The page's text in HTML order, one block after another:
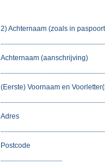
2) Achternaam (zoals in
Achternaam (aanschrijving)
(Eerste) Voornaam en
Adres
Postcode